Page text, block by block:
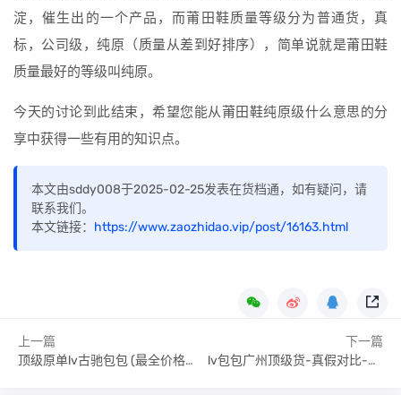
淀，催生出的一个产品，而莆田鞋质量等级分为普通货，真
标，公司级，纯原（质量从差到好排序），简单说就是莆田鞋
质量最好的等级叫纯原。
今天的讨论到此结束，希望您能从莆田鞋纯原级什么意思的分
享中获得一些有用的知识点。
本文由sddy008于2025-02-25发表在货档通，如有疑问，请
联系我们。
本文链接： https://www.zaozhidao.vip/post/16163.html
上一篇
顶级原单lv古驰包包 (最全价格货源一览)
下一篇
lv包包广州顶级货-真假对比-方法清单